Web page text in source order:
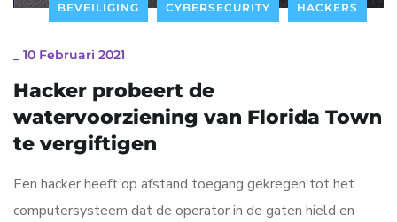
BEVEILIGING CYBERSECURITY HACKERS
10 Februari 2021
Hacker probeert de
watervoorziening van Florida Town
te vergiftigen
Een hacker heeft op afstand toegang gekregen tot het
computersysteem dat de operator in de gaten hield en